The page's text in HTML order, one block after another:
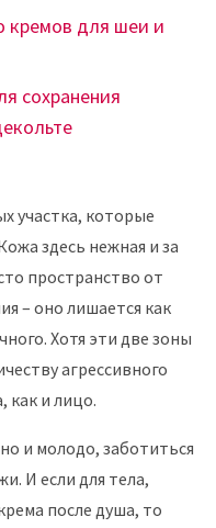
кремов для шеи и
сохранения
участка, которые
здесь нежная и за
пространство от
– оно лишается как
Хотя эти две зоны
агрессивного
как и лицо.
и молодо, заботиться
И если для тела,
после душа, то